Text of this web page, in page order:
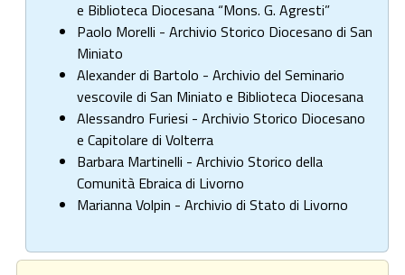
e Biblioteca Diocesana “Mons. G. Agresti”
Paolo Morelli - Archivio Storico Diocesano di San
Miniato
Alexander di Bartolo - Archivio del Seminario
vescovile di San Miniato e Biblioteca Diocesana
Alessandro Furiesi - Archivio Storico Diocesano
e Capitolare di Volterra
Barbara Martinelli - Archivio Storico della
Comunità Ebraica di Livorno
Marianna Volpin - Archivio di Stato di Livorno